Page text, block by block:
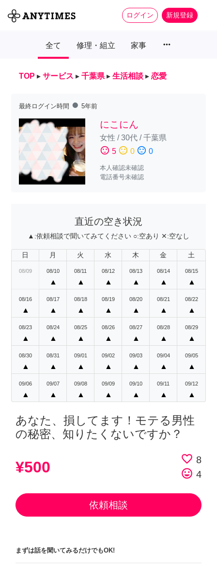
ログイン 新規登録
全て 修理・組立 家事 more_horiz
TOP ▸ サービス ▸ 千葉県 ▸ 生活相談 ▸ 恋愛
最終ログイン時間 fiber_manual_record 5年前
にこにん
女性 /30代/千葉県
sentiment_satisfied 5 sentiment_neutral 0 sentiment_dissatisfied 0
本人確認未確認
電話番号未確認
直近の空き状況
▲:依頼相談で聞いてみてください ○:空あり ✕:空なし
日 月 火 水 木 金 土
08/09 08/10
▲
08/11
▲
08/12
▲
08/13
▲
08/14
▲
08/15
▲
08/16
▲
08/17
▲
08/18
▲
08/19
▲
08/20
▲
08/21
▲
08/22
▲
08/23
▲
08/24
▲
08/25
▲
08/26
▲
08/27
▲
08/28
▲
08/29
▲
08/30
▲
08/31
▲
09/01
▲
09/02
▲
09/03
▲
09/04
▲
09/05
▲
09/06
▲
09/07
▲
09/08
▲
09/09
▲
09/10
▲
09/11
▲
09/12
▲
あなた、損してます！モテる男性
の秘密、知りたくないですか？
¥500 favorite_border 8
tag_faces 4
依頼相談
まずは話を聞いてみるだけでもOK!